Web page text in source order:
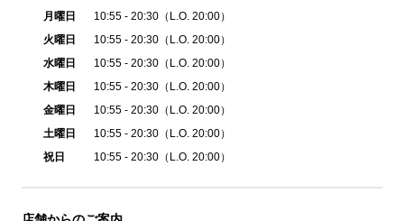
月曜日
10:55 - 20:30（L.O. 20:00）
火曜日
10:55 - 20:30（L.O. 20:00）
水曜日
10:55 - 20:30（L.O. 20:00）
木曜日
10:55 - 20:30（L.O. 20:00）
金曜日
10:55 - 20:30（L.O. 20:00）
土曜日
10:55 - 20:30（L.O. 20:00）
祝日
10:55 - 20:30（L.O. 20:00）